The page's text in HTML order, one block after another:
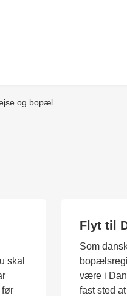
og bopæl
skal
før
Flyt til
Som
være i
fast sted